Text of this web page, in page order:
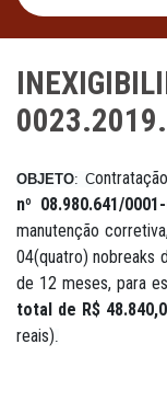
OBJETO: C
nº 08.980.641/
manutenção
04(quatro) nobreaks
de 12 meses, para
total de R$
reais).